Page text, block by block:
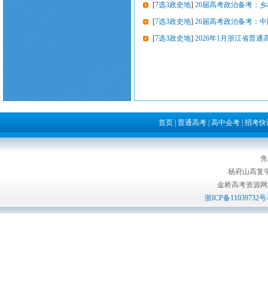
[7选3政史地] 26届高考政治备考：
[7选3政史地] 26届高考政治备考：
[7选3政史地] 2026年1月浙江省普通
首页 普通高考 高中会考 招考快
杨府山高
金桥高考资源
浙ICP备11039732号